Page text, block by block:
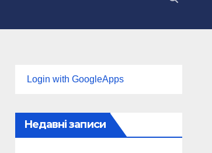
Login with GoogleApps
Недавні записи